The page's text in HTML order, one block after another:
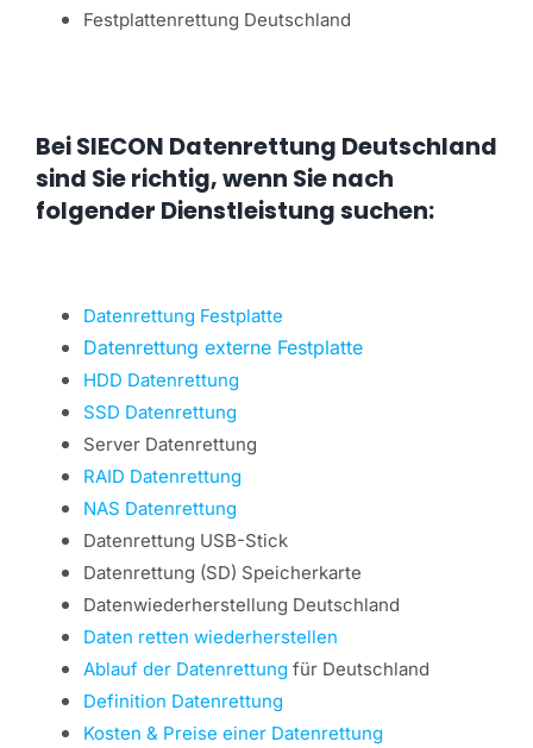
Festplattenrettung Deutschland
Bei SIECON Datenrettung Deutschland
sind Sie richtig, wenn Sie nach
folgender Dienstleistung suchen:
Datenrettung Festplatte
Datenrettung externe Festplatte
HDD Datenrettung
SSD Datenrettung
Server Datenrettung
RAID Datenrettung
NAS Datenrettung
Datenrettung USB-Stick
Datenrettung (SD) Speicherkarte
Datenwiederherstellung Deutschland
Daten retten wiederherstellen
Ablauf der Datenrettung für Deutschland
Definition Datenrettung
Kosten & Preise einer Datenrettung